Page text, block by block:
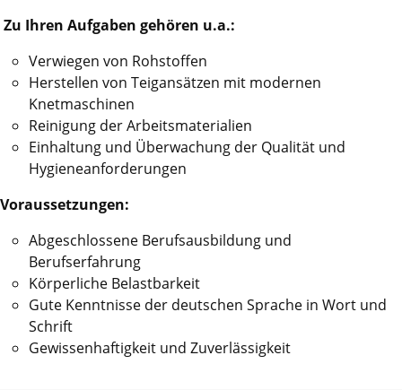
Zu Ihren Aufgaben gehören u.a.:
Verwiegen von Rohstoffen
Herstellen von Teigansätzen mit modernen
Knetmaschinen
Reinigung der Arbeitsmaterialien
Einhaltung und Überwachung der Qualität und
Hygieneanforderungen
Voraussetzungen:
Abgeschlossene Berufsausbildung und
Berufserfahrung
Körperliche Belastbarkeit
Gute Kenntnisse der deutschen Sprache in Wort und
Schrift
Gewissenhaftigkeit und Zuverlässigkeit